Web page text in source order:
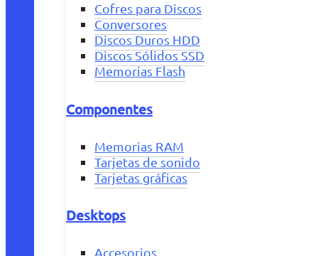
Cofres para Discos
Conversores
Discos Duros HDD
Discos Sólidos SSD
Memorias Flash
Componentes
Memorias RAM
Tarjetas de sonido
Tarjetas gráficas
Desktops
Accesorios